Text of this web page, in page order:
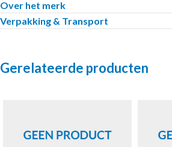
Over het merk
Verpakking & Transport
Gerelateerde producten